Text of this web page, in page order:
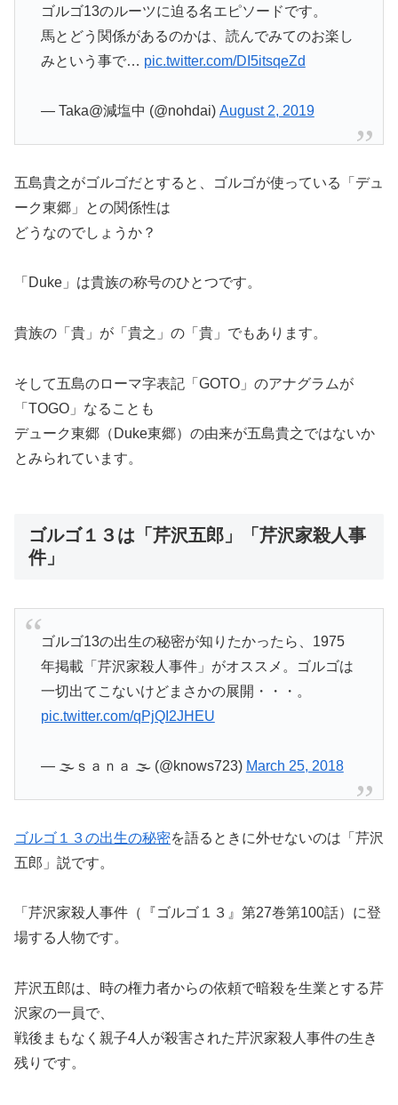
ゴルゴ13のルーツに迫る名エピソードです。
馬とどう関係があるのかは、読んでみてのお楽し
みという事で… pic.twitter.com/DI5itsqeZd
— Taka@減塩中 (@nohdai) August 2, 2019
五島貴之がゴルゴだとすると、ゴルゴが使っている「デュ
ーク東郷」との関係性は
どうなのでしょうか？
「Duke」は貴族の称号のひとつです。
貴族の「貴」が「貴之」の「貴」でもあります。
そして五島のローマ字表記「GOTO」のアナグラムが
「TOGO」なることも
デューク東郷（Duke東郷）の由来が五島貴之ではないか
とみられています。
ゴルゴ１３は「芹沢五郎」「芹沢家殺人事
件」
ゴルゴ13の出生の秘密が知りたかったら、1975
年掲載「芹沢家殺人事件」がオススメ。ゴルゴは
一切出てこないけどまさかの展開・・・。
pic.twitter.com/qPjQI2JHEU
— 🌫ｓａｎａ 🌫 (@knows723) March 25, 2018
ゴルゴ１３の出生の秘密を語るときに外せないのは「芹沢
五郎」説です。
「芹沢家殺人事件（『ゴルゴ１３』第27巻第100話）に登
場する人物です。
芹沢五郎は、時の権力者からの依頼で暗殺を生業とする芹
沢家の一員で、
戦後まもなく親子4人が殺害された芹沢家殺人事件の生き
残りです。